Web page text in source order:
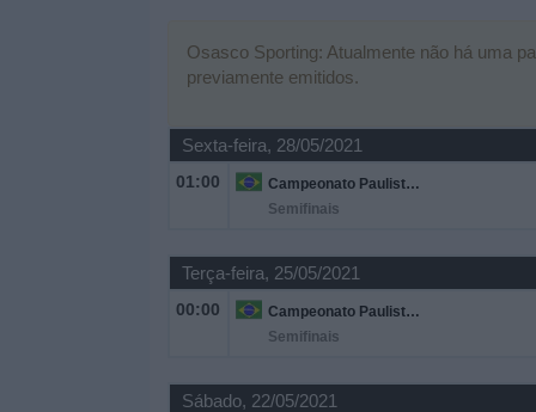
Osasco Sporting: Atualmente não há uma
previamente emitidos.
Sexta-feira, 28/05/2021
01:00
Campeonato Paulista A2
Semifinais
Terça-feira, 25/05/2021
00:00
Campeonato Paulista A2
Semifinais
Sábado, 22/05/2021